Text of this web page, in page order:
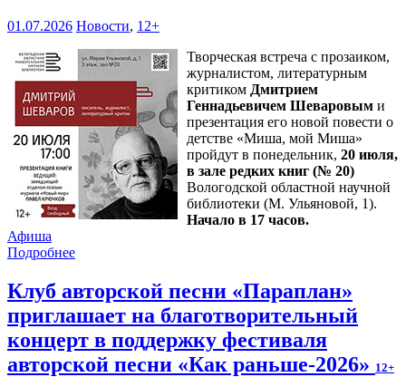
01.07.2026 Новости, 12+
Творческая встреча с прозаиком,
журналистом, литературным
критиком Дмитрием
Геннадьевичем Шеваровым и
презентация его новой повести о
детстве «Миша, мой Миша»
пройдут в понедельник, 20 июля,
в зале редких книг (№ 20)
Вологодской областной научной
библиотеки (М. Ульяновой, 1).
Начало в 17 часов.
Афиша
Подробнее
Клуб авторской песни «Параплан»
приглашает на благотворительный
концерт в поддержку фестиваля
авторской песни «Как раньше-2026» 12+